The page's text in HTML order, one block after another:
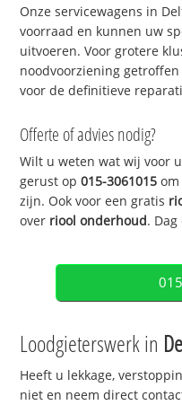
Onze servicewagens in
voorraad en kunnen uw
uitvoeren. Voor grotere
noodvoorziening
voor de definitieve
Offerte of advies nodig?
Wilt u weten wat wij voor
gerust op015-3061015
zijn. Ook voor een gratis
over riool onderhoud.
Loodgieterswerk in
Heeft u lekkage,
niet en neem direct